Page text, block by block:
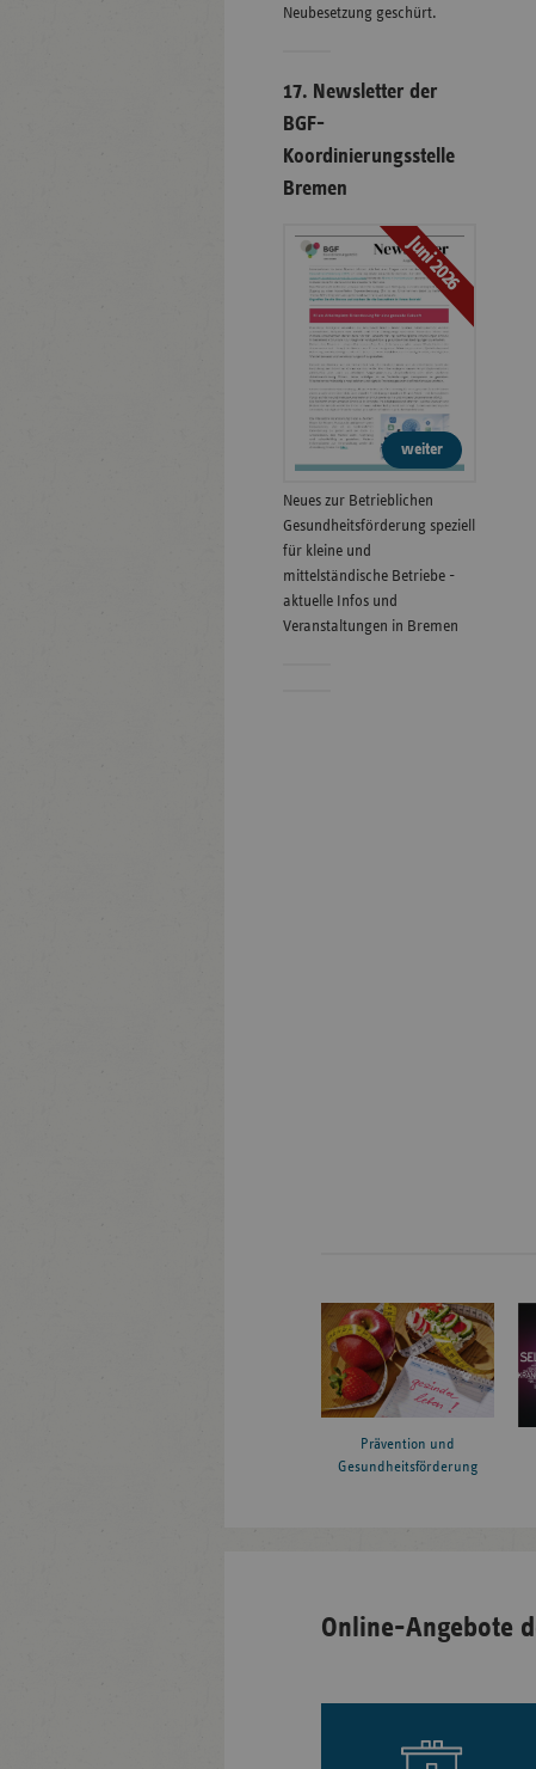
Neubesetzung geschürt.
17. Newsletter der
BGF-
Koordinierungsstelle
Bremen
Juni 2026
weiter
Neues zur Betrieblichen
Gesundheitsförderung speziell
für kleine und
mittelständische Betriebe -
aktuelle Infos und
Veranstaltungen in Bremen
Prävention und
Gesundheitsförderung
Online-Angebote